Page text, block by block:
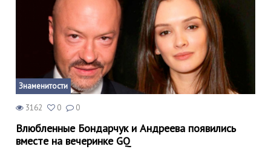
Знаменитости
3162 0 0
Влюбленные Бондарчук и Андреева появились
вместе на вечеринке GQ